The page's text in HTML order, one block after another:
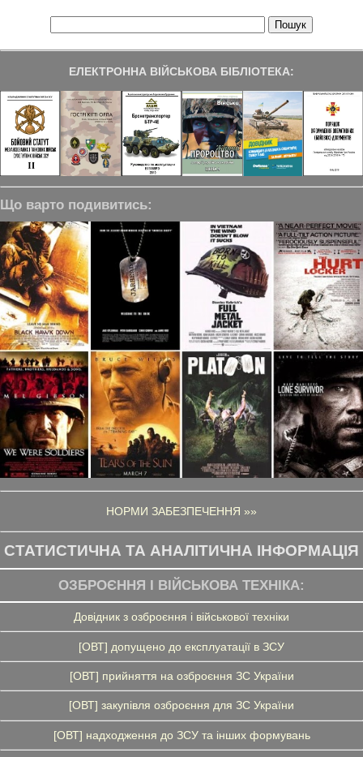
ЕЛЕКТРОННА ВІЙСЬКОВА БІБЛІОТЕКА:
Що варто подивитись:
НОРМИ ЗАБЕЗПЕЧЕННЯ »»
СТАТИСТИЧНА ТА АНАЛІТИЧНА ІНФОРМАЦІЯ
ОЗБРОЄННЯ І ВІЙСЬКОВА ТЕХНІКА:
Довідник з озброєння і військової техніки
[ОВТ] допущено до експлуатації в ЗСУ
[ОВТ] прийняття на озброєння ЗС України
[ОВТ] закупівля озброєння для ЗС України
[ОВТ] надходження до ЗСУ та інших формувань